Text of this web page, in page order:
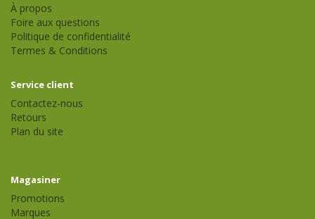
À propos
Foire aux questions
Politique de confidentialité
Termes & Conditions
Service client
Contactez-nous
Retours
Plan du site
Magasiner
Promotions
Marques